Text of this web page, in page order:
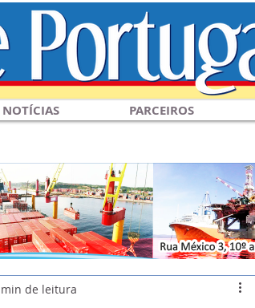
NOTÍCIAS PARCEIROS
de leitura